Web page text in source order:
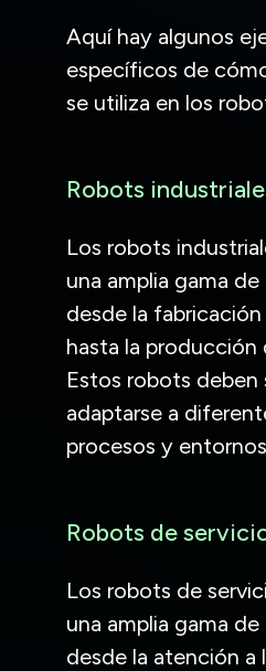
Aquí hay algunos
específicos de
se utiliza en los
Robots
Los robots
una amplia gama
desde la
hasta la producción
Estos robots deben
adaptarse a
procesos y
Robots de
Los robots de
una amplia gama
desde la atención a